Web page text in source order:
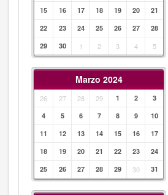
15
16 17 18 19 20
21
22
23 24 25 26 27
28
29
30 1 2 3 4 5
Marzo 2024
26 27 28 29 1 2
3
4
5 6 7 8 9
10
11
12 13 14 15 16
17
18
19 20 21 22 23
24
25
26 27 28 29 30 31